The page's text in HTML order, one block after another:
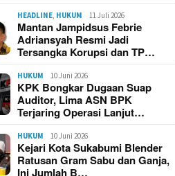
HEADLINE, HUKUM 11 Juli 2026
Mantan Jampidsus Febrie
Adriansyah Resmi Jadi
Tersangka Korupsi dan TP…
HUKUM 10 Juni 2026
KPK Bongkar Dugaan Suap
Auditor, Lima ASN BPK
Terjaring Operasi Lanjut…
HUKUM 10 Juni 2026
Kejari Kota Sukabumi Blender
Ratusan Gram Sabu dan Ganja,
Ini Jumlah B…